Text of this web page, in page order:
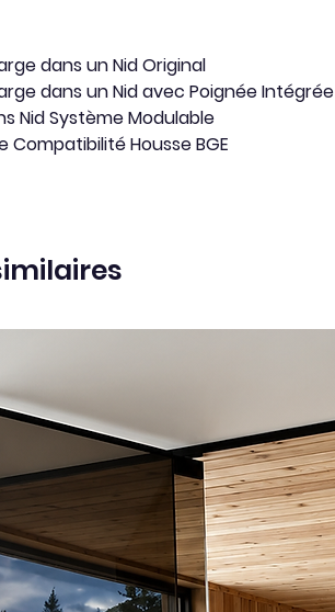
dans un Nid Original
dans un Nid avec Poignée Intégrée
Nid Système Modulable
Compatibilité Housse BGE